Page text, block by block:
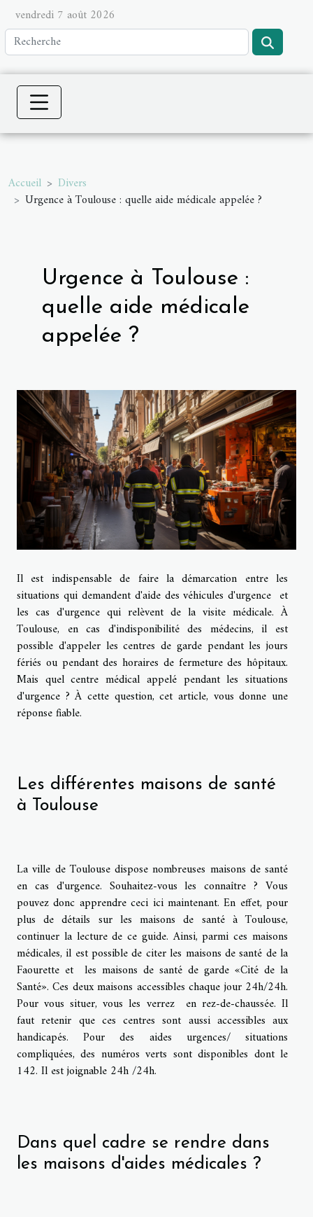
vendredi 7 août 2026
Accueil
Divers
Urgence à Toulouse : quelle aide médicale appelée ?
Urgence à Toulouse :
quelle aide médicale
appelée ?
Il est indispensable de faire la démarcation entre les
situations qui demandent d'aide des véhicules d'urgence et
les cas d'urgence qui relèvent de la visite médicale. À
Toulouse, en cas d'indisponibilité des médecins, il est
possible d'appeler les centres de garde pendant les jours
fériés ou pendant des horaires de fermeture des hôpitaux.
Mais quel centre médical appelé pendant les situations
d'urgence ? À cette question, cet article, vous donne une
réponse fiable.
Les différentes maisons de santé
à Toulouse
La ville de Toulouse dispose nombreuses maisons de santé
en cas d'urgence. Souhaitez-vous les connaître ? Vous
pouvez donc apprendre ceci ici maintenant. En effet, pour
plus de détails sur les maisons de santé à Toulouse,
continuer la lecture de ce guide. Ainsi, parmi ces maisons
médicales, il est possible de citer les maisons de santé de la
Faourette et les maisons de santé de garde «Cité de la
Santé». Ces deux maisons accessibles chaque jour 24h/24h.
Pour vous situer, vous les verrez en rez-de-chaussée. Il
faut retenir que ces centres sont aussi accessibles aux
handicapés. Pour des aides urgences/ situations
compliquées, des numéros verts sont disponibles dont le
142. Il est joignable 24h /24h.
Dans quel cadre se rendre dans
les maisons d'aides médicales ?